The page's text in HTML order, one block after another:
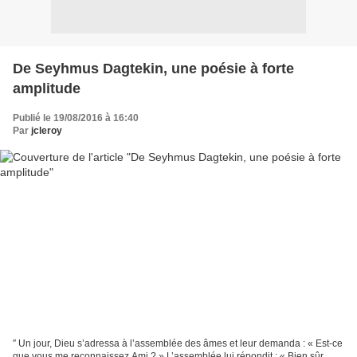
De Seyhmus Dagtekin, une poésie à forte
amplitude
Publié le 19/08/2016 à 16:40
Par jcleroy
″ Un jour, Dieu s’adressa à l’assemblée des âmes et leur demanda : « Est-ce